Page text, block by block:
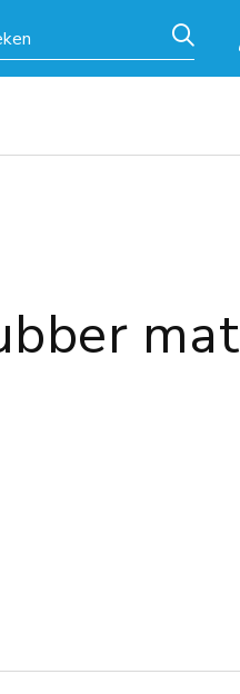
mat